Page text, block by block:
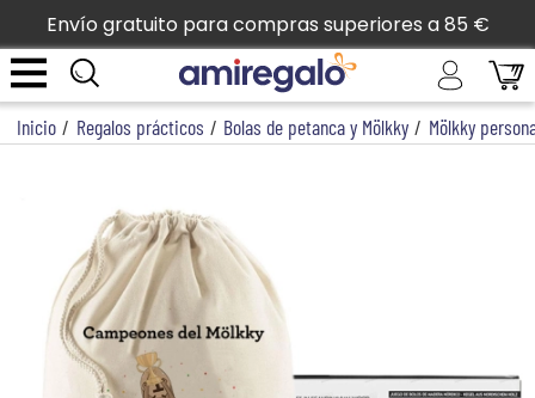
Envío gratuito para compras superiores a 85 €
Inicio / Regalos prácticos / Bolas de petanca y Mölkky / Mölkky